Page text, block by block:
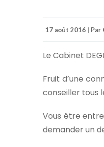
17 août 2016 |
Le Cabinet
Fruit d’une
conseiller tous
Vous être
demander un